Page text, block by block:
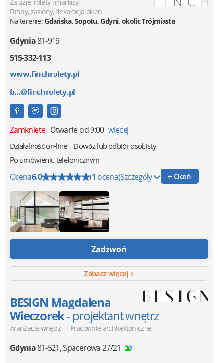
Żaluzje, rolety i markizy
Firany, zasłony, dekoracja okien
Na terenie:Gdańska, Sopotu, Gdyni, okolic Trójmiasta
Gdynia81-919
515-332-113
www.finchrolety.pl
b...@finchrolety.pl
Zamknięte Otwarte od 9:00 więcej
Działalność on-line
Dowóz lub odbiór osobisty
Po umówieniu telefonicznym
Ocena6.0 (1 ocena)Szczegóły + Oceń
Zadzwoń
Zobacz więcej
BESIGN Magdalena
Wieczorek- projektant wnętrz
Aranżacja wnętrz | Pracownie architektoniczne
Gdynia81-521,Spacerowa 27/21